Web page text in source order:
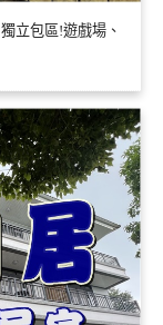
立包區!遊戲場、